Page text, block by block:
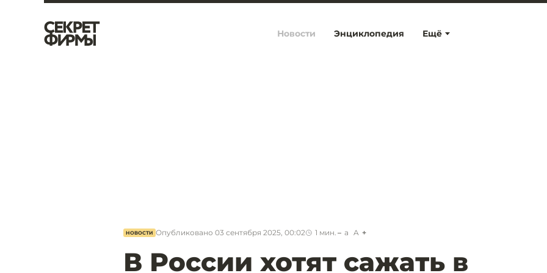
Ещё
Новости Энциклопедия
НОВОСТИ Опубликовано 03 сентября 2025, 00:02 1 мин. a A
В России хотят сажать в